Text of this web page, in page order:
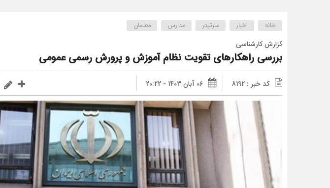
خانه اخبار سرتیتر مدارس معلمان
گزارش کارشناسی
بررسی راهکارهای تقویت نظام آموزش و پرورش رسمی عمومی
کد خبر : 8192 06 آبان 1403 - 20:22